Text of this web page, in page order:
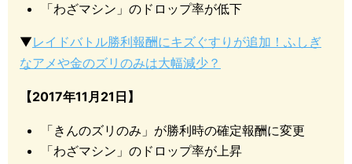
「わざマシン」のドロップ率が低下
▼レイドバトル勝利報酬にキズぐすりが追加！ふしぎ
なアメや金のズリのみは大幅減少？
【2017年11月21日】
「きんのズリのみ」が勝利時の確定報酬に変更
「わざマシン」のドロップ率が上昇